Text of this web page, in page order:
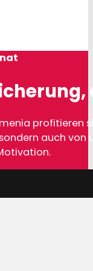
profitieren
auch von